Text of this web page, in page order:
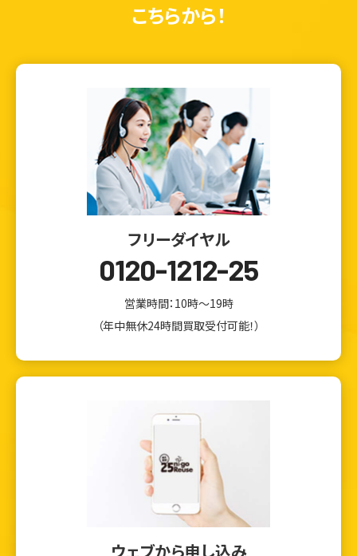
こちらから！
フリーダイヤル
0120-1212-25
営業時間：10時～19時
（年中無休24時間買取受付可能！）
ウェブから申し込み